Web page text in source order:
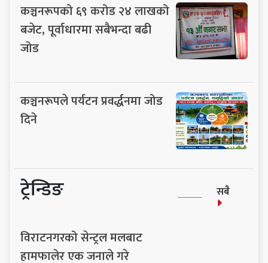
कञ्चनरूपको ६९ करोड २४ लाखको
बजेट, पूर्वाधारमा सबैभन्दा बढी
जोड
कञ्चनरूपले पर्यटन प्रवर्द्धनमा जोड
दिने
ट्रेन्डिङ सबै
विराटनगरको सेन्ट्रल मलबाट
हामफालेर एक जनाले गरे